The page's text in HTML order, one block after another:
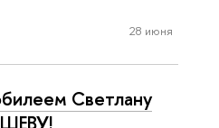
28 июня
Светлану